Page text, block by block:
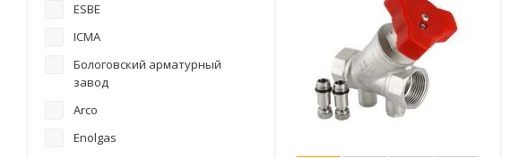
ESBE
ICMA
Бологовский арматурный
завод
Arco
Enolgas